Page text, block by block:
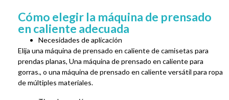
Cómo elegir la máquina de prensado
en caliente adecuada
Necesidades de aplicación
Elija una máquina de prensado en caliente de camisetas para
prendas planas, Una máquina de prensado en caliente para
gorras., o una máquina de prensado en caliente versátil para ropa
de múltiples materiales.